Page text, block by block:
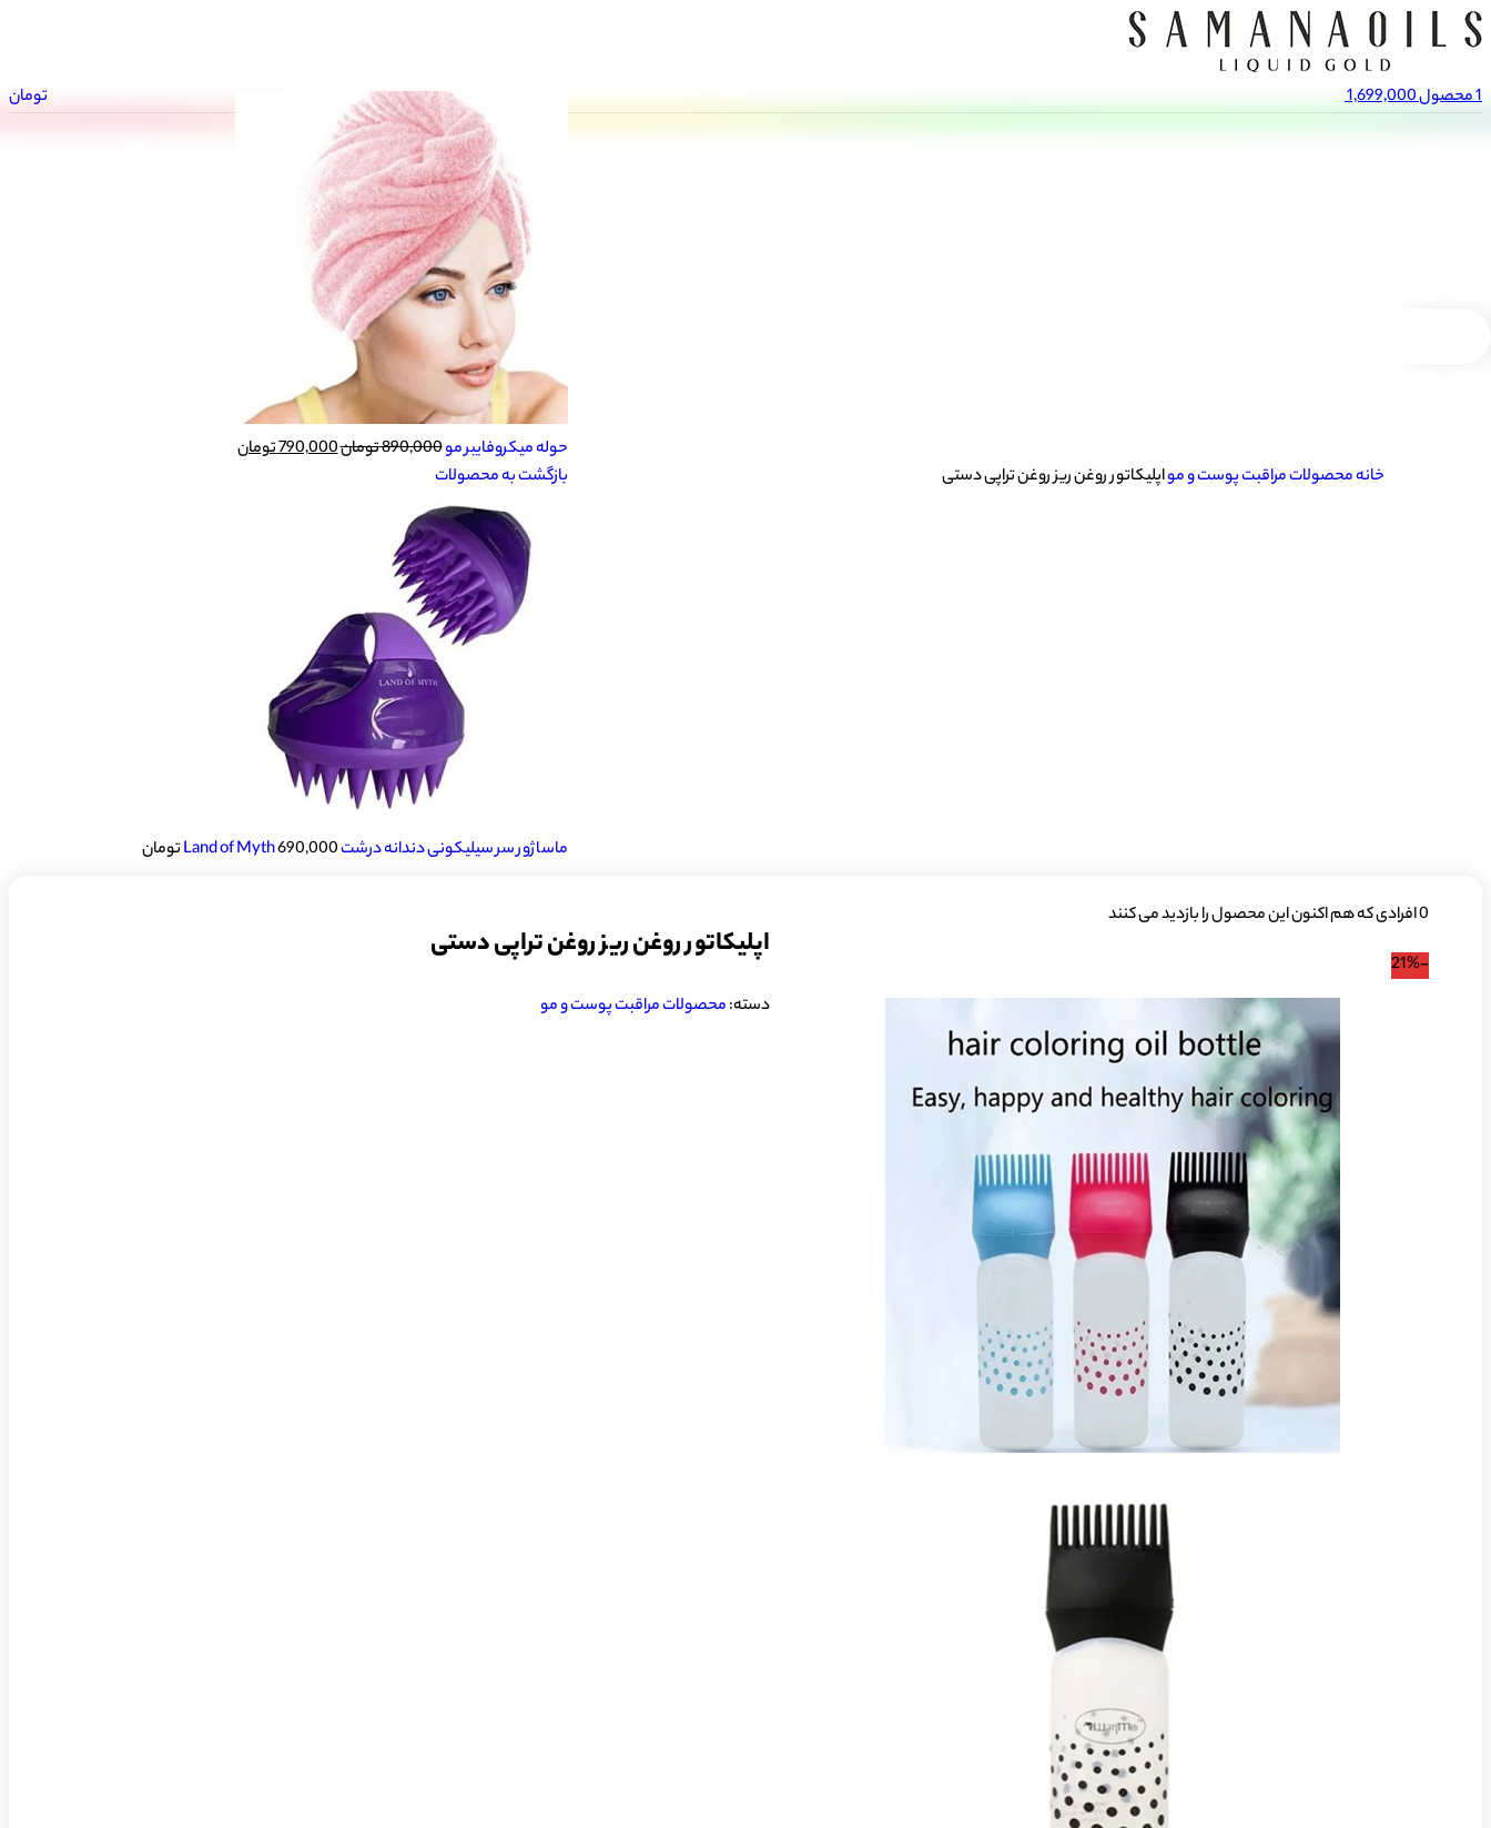
1محصول1,699,000 تومان
خانهمحصولات مراقبت پوست و مواپلیکاتور روغن ریز روغن تراپی دستی
حوله میکروفایبر مو890,000تومان790,000تومان
بازگشت به محصولات
ماساژور سر سیلیکونی دندانه درشت Land of Myth690,000 تومان
0افرادی که هم اکنون این محصول را بازدید می کنند
-21%
اپلیکاتور روغن ریز روغن تراپی دستی
دسته:محصولات مراقبت پوست و مو